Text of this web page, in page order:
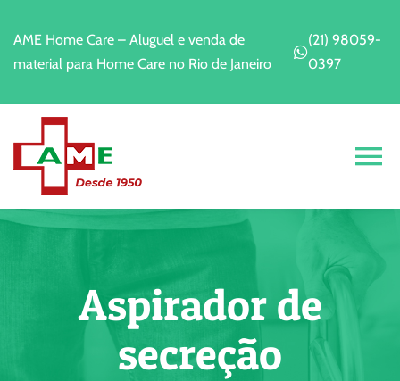
paraAME Home Care – Aluguel e venda de
material para Home Care no Rio de Janeiro
(21) 98059-
0397
Home
A EmpresaAspirador de
secreção